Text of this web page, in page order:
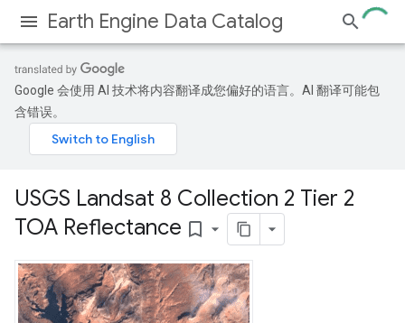
Earth Engine Data Catalog
Google 会使用 AI 技术将内容翻译成您偏好的语言。AI 翻译可能包
含错误。
USGS Landsat 8 Collection 2 Tier 2
TOA Reflectance bookmark_border